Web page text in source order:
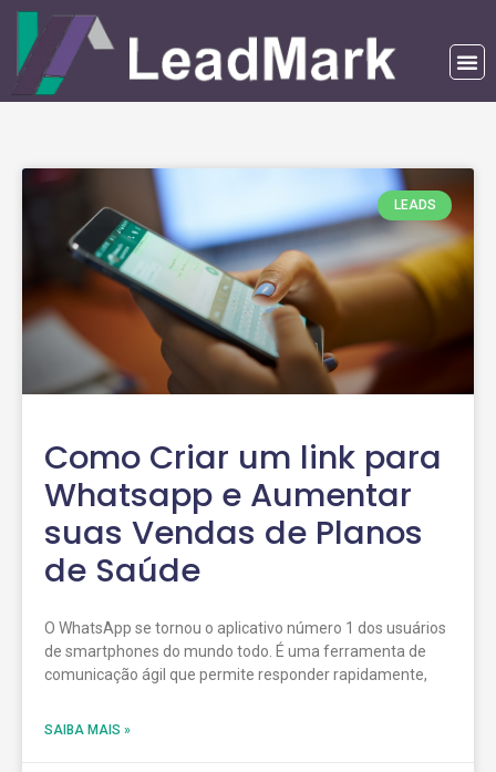
LEADS
Como Criar um link para
Whatsapp e Aumentar
suas Vendas de Planos
de Saúde
O WhatsApp se tornou o aplicativo número 1 dos usuários
de smartphones do mundo todo. É uma ferramenta de
comunicação ágil que permite responder rapidamente,
SAIBA MAIS »